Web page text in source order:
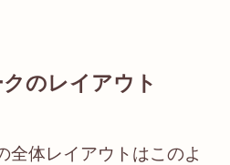
のレイアウト
全体レイアウトはこのよ